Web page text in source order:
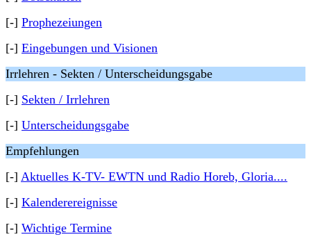
[-] Prophezeiungen
[-] Eingebungen und Visionen
Irrlehren - Sekten / Unterscheidungsgabe
[-] Sekten / Irrlehren
[-] Unterscheidungsgabe
Empfehlungen
[-] Aktuelles K-TV- EWTN und Radio Horeb, Gloria....
[-] Kalenderereignisse
[-] Wichtige Termine